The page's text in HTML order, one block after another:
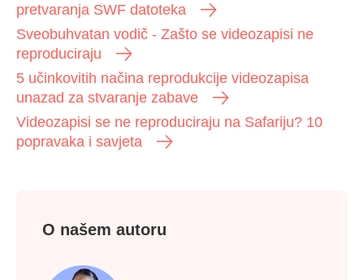
pretvaranja SWF datoteka
Sveobuhvatan vodič - Zašto se videozapisi ne
reproduciraju
5 učinkovitih načina reprodukcije videozapisa
unazad za stvaranje zabave
Videozapisi se ne reproduciraju na Safariju? 10
popravaka i savjeta
O našem autoru